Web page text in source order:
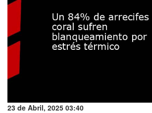
23 de Abril, 2025 03:40